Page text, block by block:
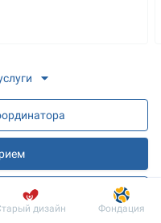
Пациенту
дизайн Фондация